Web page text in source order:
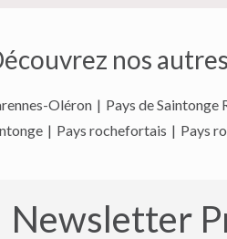
nos
Oléron | Pays de Saintonge
| Pays rochefortais | Pays
Newsletter